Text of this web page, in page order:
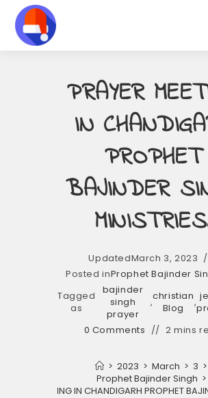
content
PRAYER
IN
PROPHET
BAJINDER
UpdatedMarch 3, 2023
Posted inProphet Bajinder
Tagged
as
bajinder
singh
prayer
,christian
Blog
,
0 Comments
2 mins
> 2023 > March > 3 >
Prophet Bajinder Singh >
PRAYER MEETING IN CHANDIGARH PROPHET